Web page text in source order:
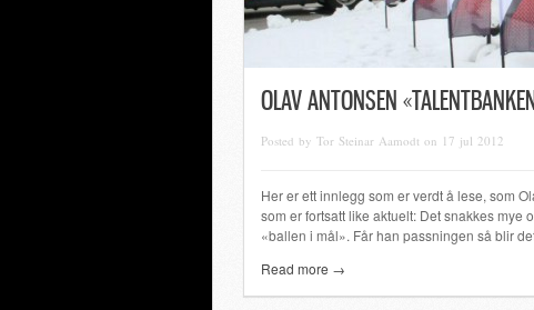
OLAV ANTONSEN
Posted by Tor Steinar Aamodt on 17 jul 2012
Her er ett innlegg som er verdt å lese, som
som er fortsatt like aktuelt: Det snakkes mye
«ballen i mål». Får han passningen så blir
Read more →